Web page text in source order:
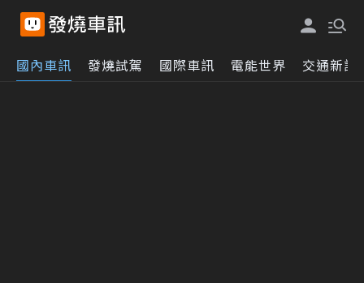
國內車訊 發燒試駕 國際車訊 電能世界 交通新訊